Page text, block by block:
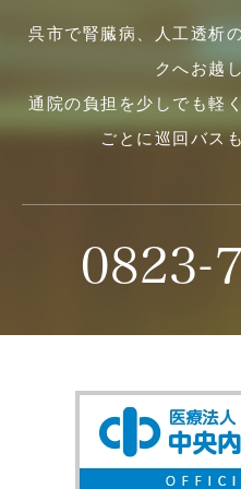
呉市で腎臓病、人工透析
クへお越
通院の負担を少しでも軽
ごとに巡回バス
0823-